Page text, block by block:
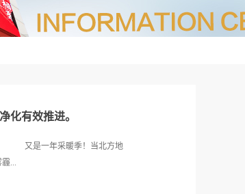
化有效推进。
。 又是一年采暖季！当北方地
...